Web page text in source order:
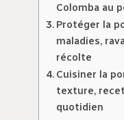
Colomba au
Protéger la
maladies,
récolte
Cuisiner la
texture,
quotidien